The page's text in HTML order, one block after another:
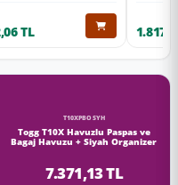
TL
T10XPBOSYH
Togg T10X Havuzlu Paspas ve
Bagaj Havuzu + Siyah Organizer
7.371,13 TL